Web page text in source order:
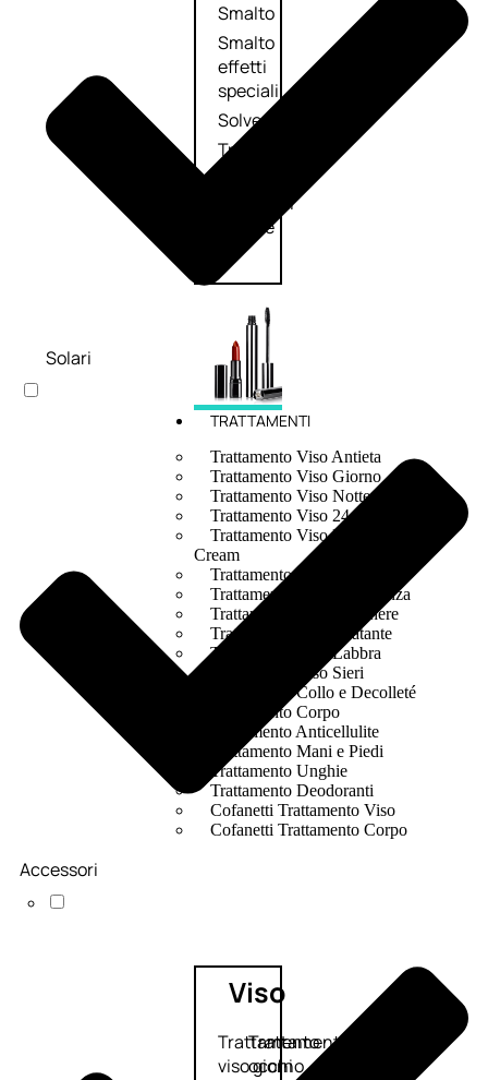
Smalto
Smalto
effetti
speciali
Solvente
Trattamenti
Cofanetti
unghie
TRATTAMENTI
Trattamento Viso Antieta
Trattamento Viso Giorno
Trattamento Viso Notte
Trattamento Viso 24 Ore
Trattamento Viso Bb E Cc
Cream
Trattamento Viso Occhi
Trattamento Viso Detergenza
Trattamento Viso Maschere
Trattamento Viso Idratante
Trattamento Viso Labbra
Trattamento Viso Sieri
Trattamento Collo e Decolleté
Trattamento Corpo
Trattamento Anticellulite
Trattamento Mani e Piedi
Trattamento Unghie
Trattamento Deodoranti
Cofanetti Trattamento Viso
Cofanetti Trattamento Corpo
Viso
Trattamento
viso giorno
Trattamento
occhi
Solari
Accessori